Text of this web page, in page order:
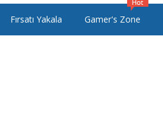
Fırsatı Yakala Gamer's Zone